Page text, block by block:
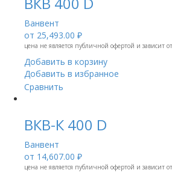
Ванвент
от 25,493.00 ₽
цена не является публичной офертой и зависит
Добавить в корзину
Добавить в избранное
Сравнить
ВКВ-К 400 D
Ванвент
от 14,607.00 ₽
цена не является публичной офертой и зависит